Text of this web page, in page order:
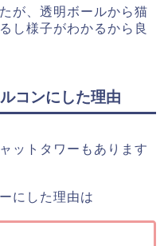
が、透明ボールから猫
し様子がわかるから良
コンにした理由
ットタワーもあります
にした理由は